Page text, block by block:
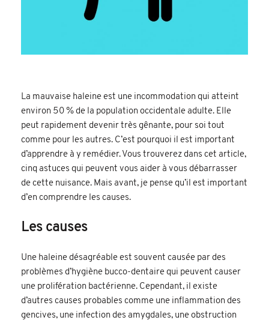
La mauvaise haleine est une incommodation qui atteint
environ 50 % de la population occidentale adulte. Elle
peut rapidement devenir très gênante, pour soi tout
comme pour les autres. C’est pourquoi il est important
d’apprendre à y remédier. Vous trouverez dans cet article,
cinq astuces qui peuvent vous aider à vous débarrasser
de cette nuisance. Mais avant, je pense qu’il est important
d’en comprendre les causes.
Les causes
Une haleine désagréable est souvent causée par des
problèmes d’hygiène bucco-dentaire qui peuvent causer
une prolifération bactérienne. Cependant, il existe
d’autres causes probables comme une inflammation des
gencives, une infection des amygdales, une obstruction